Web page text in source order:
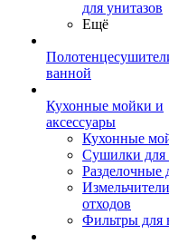
для унитазов
Ещё
ванной
Кухонные мойки и
аксессуары
Кухонные
Сушилки для
Разделочные
Измельчители
отходов
Фильтры для